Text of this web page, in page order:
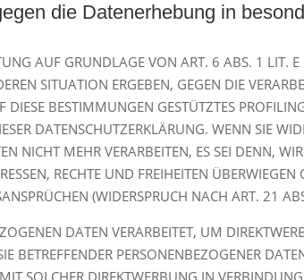
die Datenerhebung in
AUF GRUNDLAGE VON ART. 6 ABS. 1 LIT.
SITUATION ERGEBEN, GEGEN DIE
DIESE BESTIMMUNGEN GESTÜTZTES
DATENSCHUTZERKLÄRUNG. WENN SIE
NICHT MEHR VERARBEITEN, ES SEI DENN,
RECHTE UND FREIHEITEN
(WIDERSPRUCH NACH ART. 21
DATEN VERARBEITET, UM
BETREFFENDER PERSONENBEZOGENER